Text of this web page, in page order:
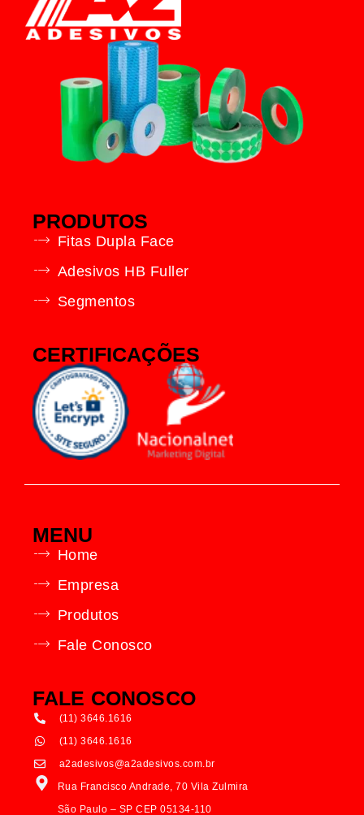
PRODUTOS
Fitas Dupla Face
Adesivos HB Fuller
Segmentos
CERTIFICAÇÕES
MENU
Home
Empresa
Produtos
Fale Conosco
FALE CONOSCO
(11) 3646.1616
(11) 3646.1616
a2adesivos@a2adesivos.com.br
Rua Francisco Andrade, 70 Vila Zulmira
São Paulo – SP CEP 05134-110